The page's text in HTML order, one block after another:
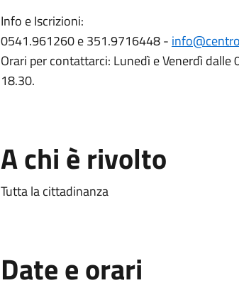
Info e Iscrizioni:
0541.961260 e 351.9716448 -
Orari per contattarci: Lunedì e Venerdì
18.30.
A chi è rivolto
Tutta la cittadinanza
Date e orari